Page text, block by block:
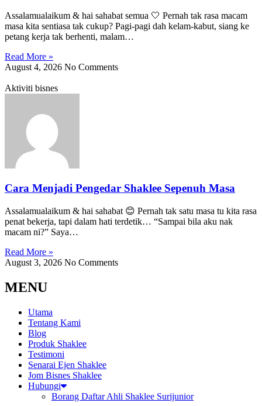
Assalamualaikum & hai sahabat semua 🤍 Pernah tak rasa macam
masa kita sentiasa tak cukup? Pagi-pagi dah kelam-kabut, siang ke
petang kerja tak berhenti, malam…
Read More »
August 4, 2026 No Comments
Aktiviti bisnes
Cara Menjadi Pengedar Shaklee Sepenuh Masa
Assalamualaikum & hai sahabat 😊 Pernah tak satu masa tu kita rasa
penat bekerja, tapi dalam hati terdetik… “Sampai bila aku nak
macam ni?” Saya…
Read More »
August 3, 2026 No Comments
MENU
Utama
Tentang Kami
Blog
Produk Shaklee
Testimoni
Senarai Ejen Shaklee
Jom Bisnes Shaklee
Hubungi
Borang Daftar Ahli Shaklee Surijunior